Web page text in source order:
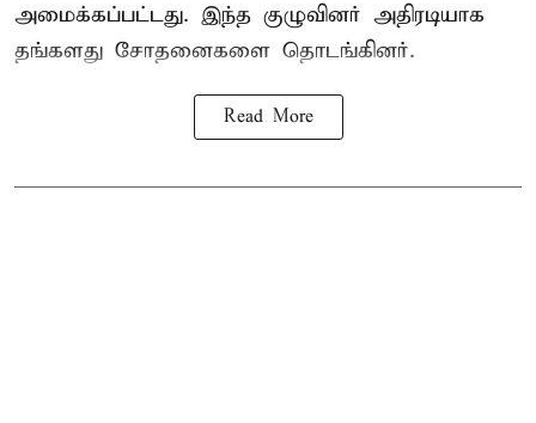
அமைக்கப்பட்டது. இந்த குழுவினர் அதிரடியாக
தங்களது சோதனைகளை தொடங்கினர்.
Read More